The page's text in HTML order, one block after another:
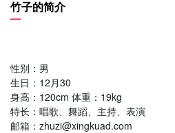
竹子的简介
性别：男
生日：12月30
身高：120cm 体重：19kg
特长：唱歌、舞蹈、主持、表演
邮箱：zhuzi@xingkuad.com